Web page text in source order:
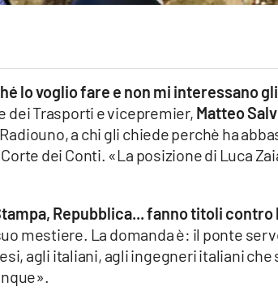
lo voglio fare e non mi interessano
Trasporti e vicepremier, Matteo
a chi gli chiede perchè ha
dei Conti. «La posizione di Luca
Repubblica... fanno titoli contro
mestiere. La domanda è: il ponte
agli italiani, agli ingegneri italiani che